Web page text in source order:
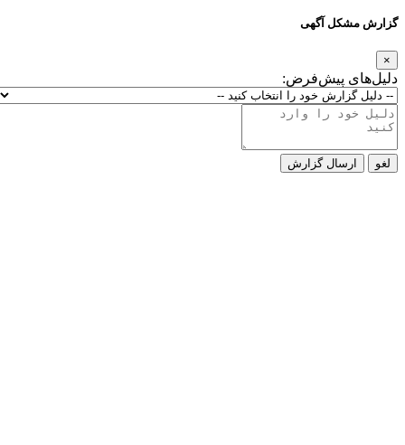
گزارش مشکل آگهی
×
دلیل‌های پیش‌فرض:
لغو ارسال گزارش